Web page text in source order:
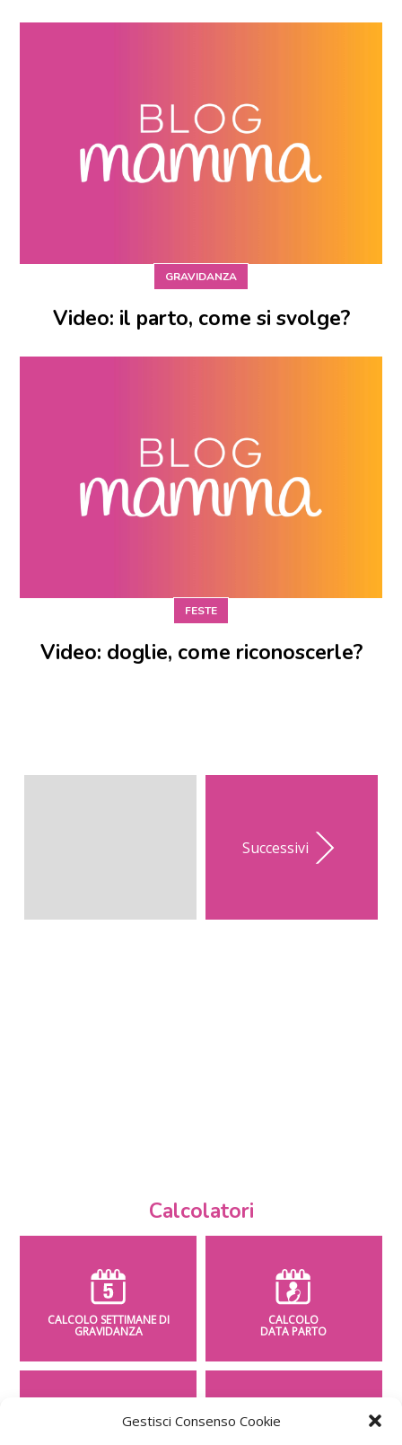
Gestisci Consenso Cookie
GRAVIDANZA
Video: il parto, come si svolge?
FESTE
Video: doglie, come riconoscerle?
Successivi
Calcolatori
CALCOLO SETTIMANE DI
GRAVIDANZA
CALCOLO
DATA PARTO